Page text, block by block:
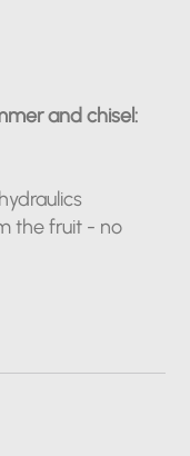
and chisel:
the fruit - no